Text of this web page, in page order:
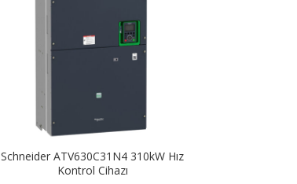
Schneider ATV630C31N4 310kW Hız
Kontrol Cihazı